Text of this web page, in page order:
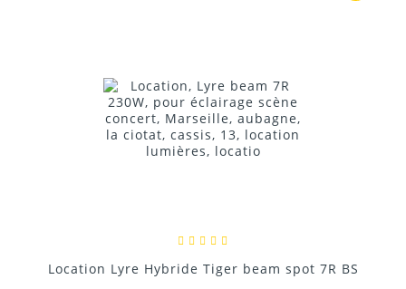
Location Lyre Hybride Tiger beam spot 7R BS